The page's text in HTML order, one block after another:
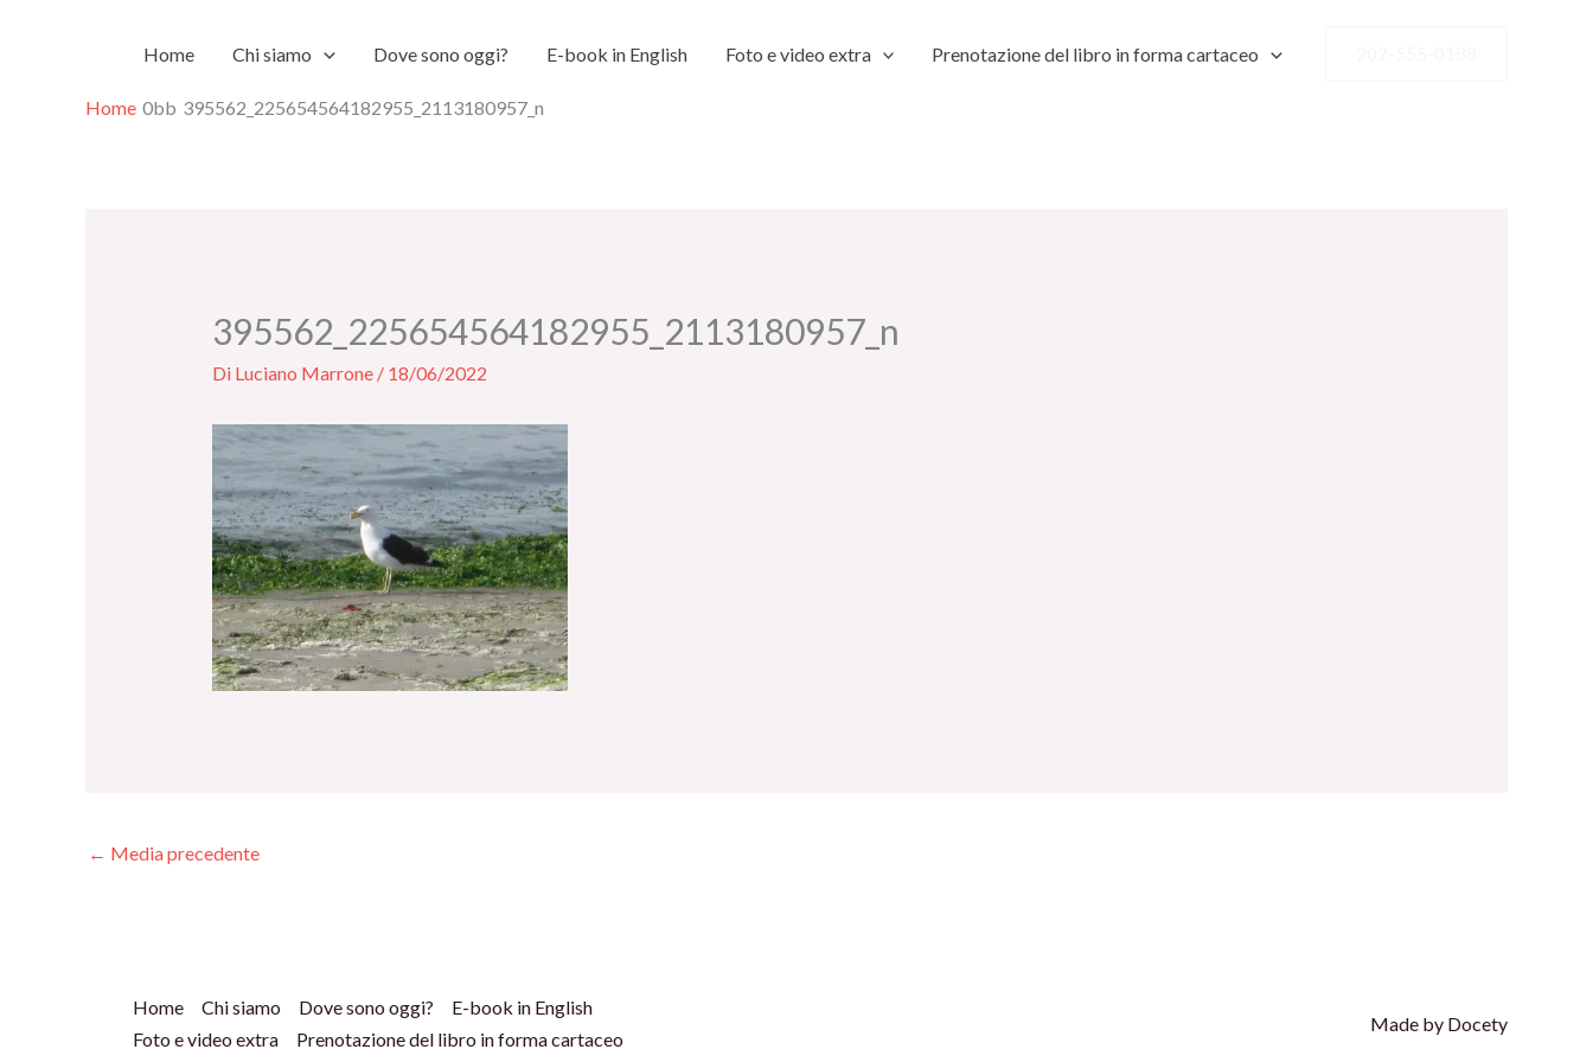
Home Chi siamo Dove sono oggi? E-book in English Foto e video extra Prenotazione del libro in forma cartaceo
Home 395562_225654564182955_2113180957_n
395562_225654564182955_2113180957_n
Di Luciano Marrone / 18/06/2022
← Media precedente
Home Chi siamo Dove sono oggi?
E-book in English
Foto e video extra
Prenotazione del libro in forma cartaceo
Made by Docety